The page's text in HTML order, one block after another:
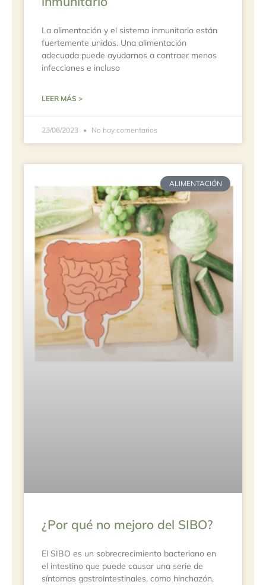
La alimentación y el sistema inmunitario están
fuertemente unidos. Una alimentación
adecuada puede ayudarnos a contraer menos
infecciones e incluso
LEER MÁS >
23/06/2023 No hay comentarios
ALIMENTACIÓN
¿Por qué no mejoro del SIBO?
El SIBO es un sobrecrecimiento bacteriano en
el intestino que puede causar una serie de
síntomas gastrointestinales, como hinchazón,